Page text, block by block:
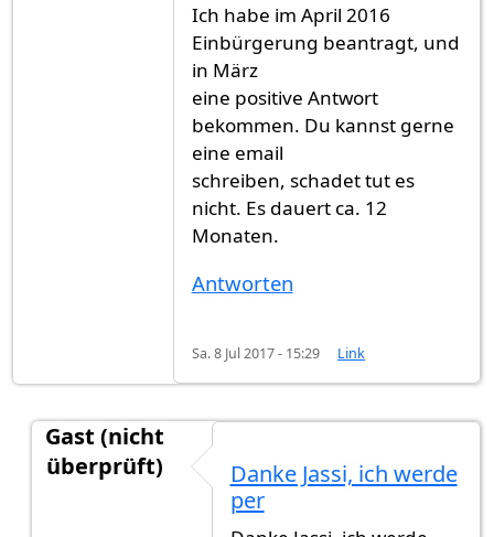
Ich habe im April 2016
Einbürgerung beantragt, und
in März
eine positive Antwort
bekommen. Du kannst gerne
eine email
schreiben, schadet tut es
nicht. Es dauert ca. 12
Monaten.
Antworten
Sa. 8 Jul 2017 - 15:29 Link
Gast (nicht
überprüft)
Ich habe im April 2016vonGast
Danke Jassi, ich werde
per